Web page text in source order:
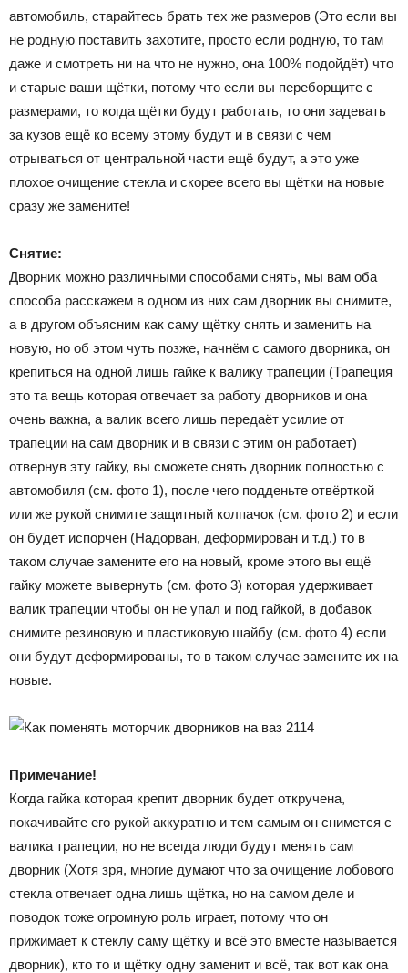
автомобиль, старайтесь брать тех же размеров (Это если вы
не родную поставить захотите, просто если родную, то там
даже и смотреть ни на что не нужно, она 100% подойдёт) что
и старые ваши щётки, потому что если вы переборщите с
размерами, то когда щётки будут работать, то они задевать
за кузов ещё ко всему этому будут и в связи с чем
отрываться от центральной части ещё будут, а это уже
плохое очищение стекла и скорее всего вы щётки на новые
сразу же замените!
Снятие:
Дворник можно различными способами снять, мы вам оба
способа расскажем в одном из них сам дворник вы снимите,
а в другом объясним как саму щётку снять и заменить на
новую, но об этом чуть позже, начнём с самого дворника, он
крепиться на одной лишь гайке к валику трапеции (Трапеция
это та вещь которая отвечает за работу дворников и она
очень важна, а валик всего лишь передаёт усилие от
трапеции на сам дворник и в связи с этим он работает)
отвернув эту гайку, вы сможете снять дворник полностью с
автомобиля (см. фото 1), после чего подденьте отвёрткой
или же рукой снимите защитный колпачок (см. фото 2) и если
он будет испорчен (Надорван, деформирован и т.д.) то в
таком случае замените его на новый, кроме этого вы ещё
гайку можете вывернуть (см. фото 3) которая удерживает
валик трапеции чтобы он не упал и под гайкой, в добавок
снимите резиновую и пластиковую шайбу (см. фото 4) если
они будут деформированы, то в таком случае замените их на
новые.
Примечание!
Когда гайка которая крепит дворник будет откручена,
покачивайте его рукой аккуратно и тем самым он снимется с
валика трапеции, но не всегда люди будут менять сам
дворник (Хотя зря, многие думают что за очищение лобового
стекла отвечает одна лишь щётка, но на самом деле и
поводок тоже огромную роль играет, потому что он
прижимает к стеклу саму щётку и всё это вместе называется
дворник), кто то и щётку одну заменит и всё, так вот как она